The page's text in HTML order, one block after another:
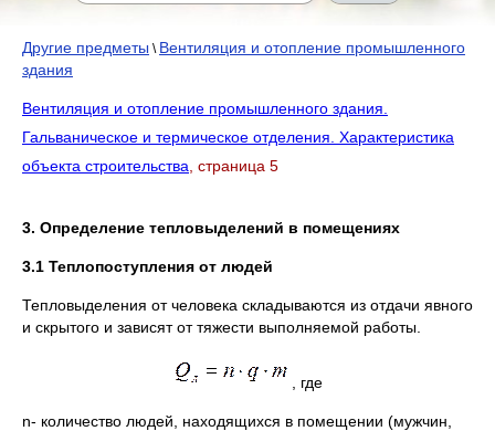
Другие предметы \ Вентиляция и отопление промышленного
здания
Вентиляция и отопление промышленного здания.
Гальваническое и термическое отделения. Характеристика
объекта строительства , страница 5
3. Определение тепловыделений в помещениях
3.1 Теплопоступления от людей
Тепловыделения от человека складываются из отдачи явного
и скрытого и зависят от тяжести выполняемой работы.
, где
n- количество людей, находящихся в помещении (мужчин,